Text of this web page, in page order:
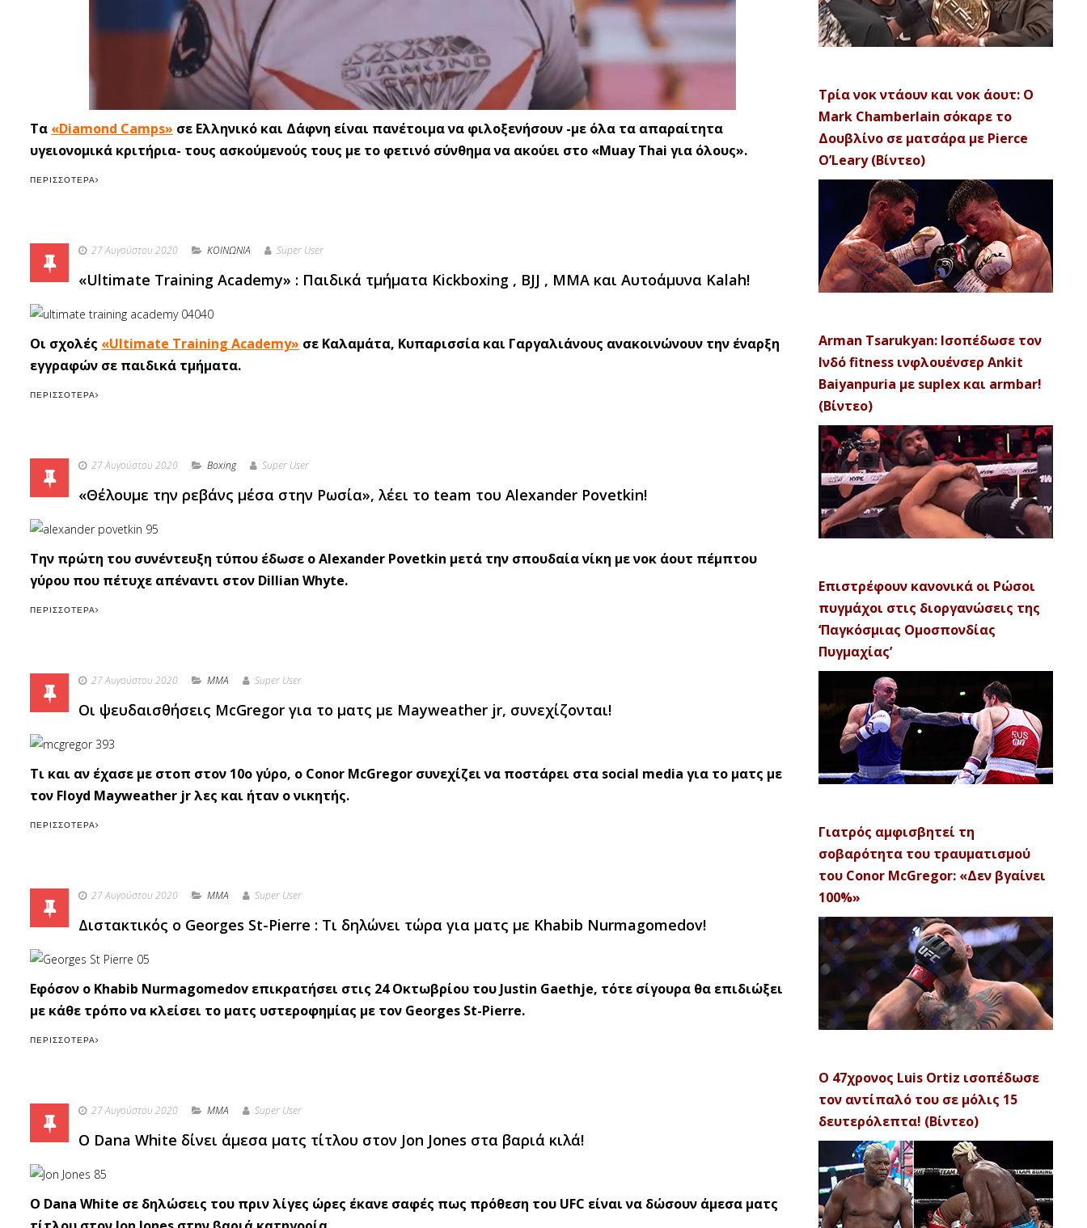
Tα «Diamond Camps» σε Ελληνικό και Δάφνη είναι πανέτοιμα να φιλοξενήσουν -με όλα τα απαραίτητα
υγειονομικά κριτήρια- τους ασκούμενούς τους με το φετινό σύνθημα να ακούει στο «Muay Thai για όλους».
ΠΕΡΙΣΣΌΤΕΡΑ
27 Αυγούστου 2020 ΚΟΙΝΩΝΙΑ Super User
«Ultimate Training Academy» : Παιδικά τμήματα Kickboxing , BJJ , ΜΜΑ και Aυτοάμυνα Kalah!
Οι σχολές «Ultimate Training Academy» σε Καλαμάτα, Κυπαρισσία και Γαργαλιάνους ανακοινώνουν την έναρξη
εγγραφών σε παιδικά τμήματα.
ΠΕΡΙΣΣΌΤΕΡΑ
27 Αυγούστου 2020 Boxing Super User
«Θέλουμε την ρεβάνς μέσα στην Ρωσία», λέει το team του Alexander Povetkin!
Την πρώτη του συνέντευξη τύπου έδωσε ο Alexander Povetkin μετά την σπουδαία νίκη με νοκ άουτ πέμπτου
γύρου που πέτυχε απέναντι στον Dillian Whyte.
ΠΕΡΙΣΣΌΤΕΡΑ
27 Αυγούστου 2020 MMA Super User
Οι ψευδαισθήσεις McGregor για το ματς με Mayweather jr, συνεχίζονται!
Τι και αν έχασε με στοπ στον 10ο γύρο, ο Conor McGregor συνεχίζει να ποστάρει στα social media για το ματς με
τον Floyd Mayweather jr λες και ήταν ο νικητής.
ΠΕΡΙΣΣΌΤΕΡΑ
27 Αυγούστου 2020 MMA Super User
Διστακτικός ο Georges St-Pierre : Τι δηλώνει τώρα για ματς με Khabib Nurmagomedov!
Εφόσον ο Khabib Nurmagomedov επικρατήσει στις 24 Οκτωβρίου του Justin Gaethje, τότε σίγουρα θα επιδιώξει
με κάθε τρόπο να κλείσει το ματς υστεροφημίας με τον Georges St-Pierre.
ΠΕΡΙΣΣΌΤΕΡΑ
27 Αυγούστου 2020 MMA Super User
Ο Dana White δίνει άμεσα ματς τίτλου στον Jon Jones στα βαριά κιλά!
Ο Dana White σε δηλώσεις του πριν λίγες ώρες έκανε σαφές πως πρόθεση του UFC είναι να δώσουν άμεσα ματς
Τρία νοκ ντάουν και νοκ άουτ: Ο
Mark Chamberlain σόκαρε το
Δουβλίνο σε ματσάρα με Pierce
O’Leary (Βίντεο)
Arman Tsarukyan: Ισοπέδωσε τον
Ινδό fitness ινφλουένσερ Ankit
Baiyanpuria με suplex και armbar!
(Βίντεο)
Επιστρέφουν κανονικά οι Ρώσοι
πυγμάχοι στις διοργανώσεις της
‘Παγκόσμιας Ομοσπονδίας
Πυγμαχίας’
Γιατρός αμφισβητεί τη
σοβαρότητα του τραυματισμού
του Conor McGregor: «Δεν βγαίνει
100%»
Ο 47χρονος Luis Ortiz ισοπέδωσε
τον αντίπαλό του σε μόλις 15
δευτερόλεπτα! (Βίντεο)